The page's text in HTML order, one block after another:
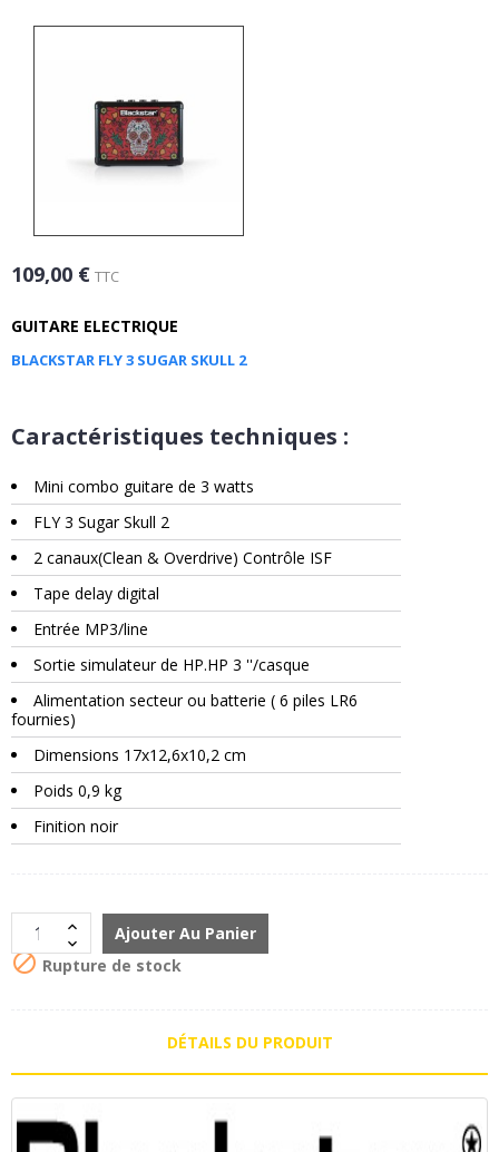
109,00 € TTC
GUITARE ELECTRIQUE
BLACKSTAR FLY 3 SUGAR SKULL 2
Caractéristiques techniques :
Mini combo guitare de 3 watts
FLY 3 Sugar Skull 2
2 canaux(Clean & Overdrive) Contrôle ISF
Tape delay digital
Entrée MP3/line
Sortie simulateur de HP.HP 3 ''/casque
Alimentation secteur ou batterie ( 6 piles LR6
fournies)
Dimensions 17x12,6x10,2 cm
Poids 0,9 kg
Finition noir
Ajouter Au Panier
 Rupture de stock
DÉTAILS DU PRODUIT